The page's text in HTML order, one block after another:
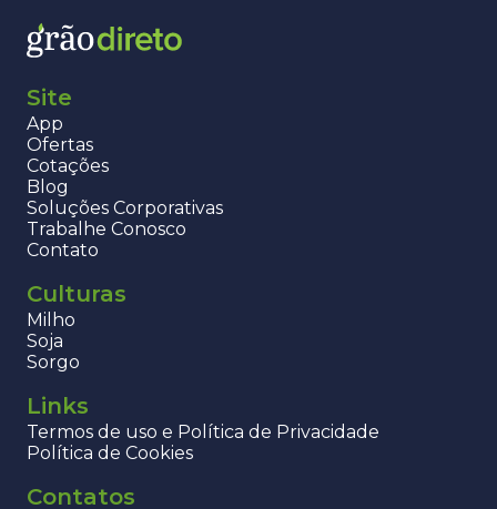
Site
App
Ofertas
Cotações
Blog
Soluções Corporativas
Trabalhe Conosco
Contato
Culturas
Milho
Soja
Sorgo
Links
Termos de uso e Política de Privacidade
Política de Cookies
Contatos